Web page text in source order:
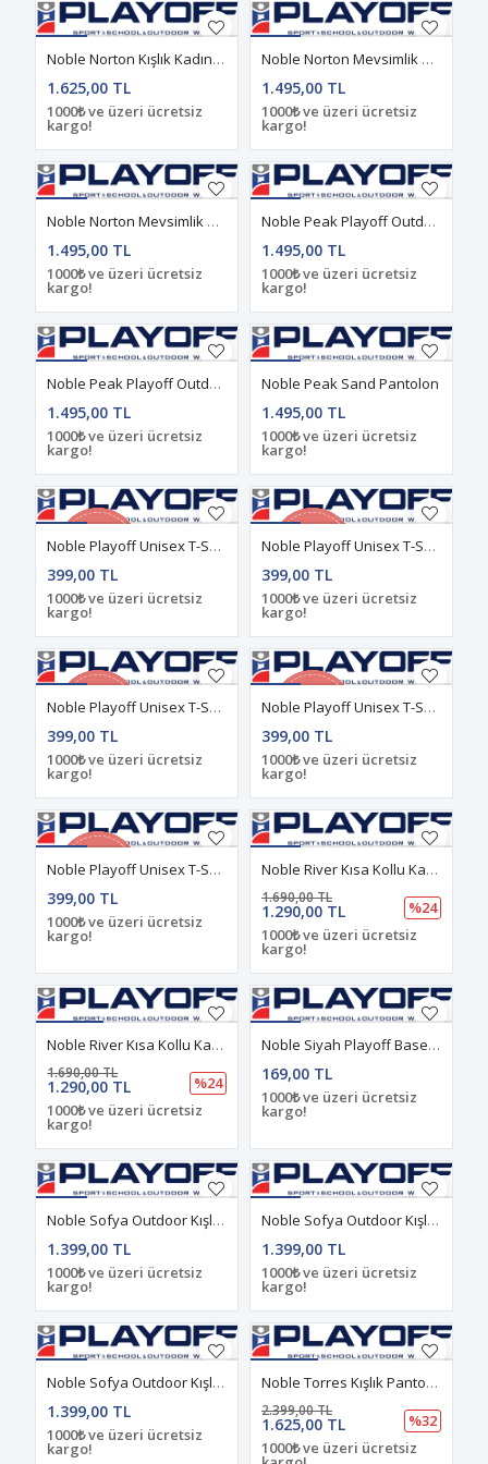
Noble Norton Kışlık Kadın Pantolon Kiremit
1.625,00 TL
1000₺ ve üzeri ücretsiz
kargo!
Noble Norton Mevsimlik Kadın Pantolon Haki
1.495,00 TL
1000₺ ve üzeri ücretsiz
kargo!
Noble Norton Mevsimlik Kadın Pantolon Siyah
1.495,00 TL
1000₺ ve üzeri ücretsiz
kargo!
Noble Peak Playoff Outdoor Haki Pantolon
1.495,00 TL
1000₺ ve üzeri ücretsiz
kargo!
Noble Peak Playoff Outdoor Siyah Pantolon
1.495,00 TL
1000₺ ve üzeri ücretsiz
kargo!
Noble Peak Sand Pantolon
1.495,00 TL
1000₺ ve üzeri ücretsiz
kargo!
Noble Playoff Unisex T-Shirt Antrasit
399,00 TL
1000₺ ve üzeri ücretsiz
kargo!
Noble Playoff Unisex T-Shirt Koyu-Mavi
399,00 TL
1000₺ ve üzeri ücretsiz
kargo!
Noble Playoff Unisex T-Shirt Mavi
399,00 TL
1000₺ ve üzeri ücretsiz
kargo!
Noble Playoff Unisex T-Shirt Pembe
399,00 TL
1000₺ ve üzeri ücretsiz
kargo!
Noble Playoff Unisex T-Shirt Yeşil
399,00 TL
1000₺ ve üzeri ücretsiz
kargo!
Noble River Kısa Kollu Kadın Outdoor Gömlek Lacivert
1.290,00 TL
1.690,00 TL
%24
1000₺ ve üzeri ücretsiz
kargo!
Noble River Kısa Kollu Kadın Outdoor Gömlek Siyah
1.290,00 TL
1.690,00 TL
%24
1000₺ ve üzeri ücretsiz
kargo!
Noble Siyah Playoff Baseball Şapka
169,00 TL
1000₺ ve üzeri ücretsiz
kargo!
Noble Sofya Outdoor Kışlık Pantolon Antrasit
1.399,00 TL
1000₺ ve üzeri ücretsiz
kargo!
Noble Sofya Outdoor Kışlık Pantolon Haki
1.399,00 TL
1000₺ ve üzeri ücretsiz
kargo!
Noble Sofya Outdoor Kışlık Pantolon Siyah
1.399,00 TL
1000₺ ve üzeri ücretsiz
kargo!
Noble Torres Kışlık Pantolon Siyah
1.625,00 TL
2.399,00 TL
%32
1000₺ ve üzeri ücretsiz